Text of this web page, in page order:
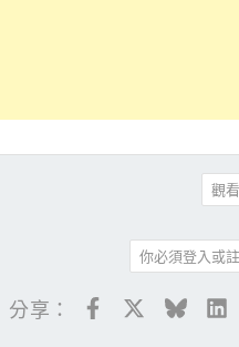
觀
你必須登入或
分享： Facebook